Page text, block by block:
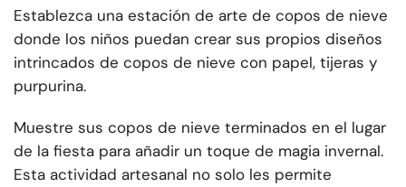
Establezca una estación de arte de copos de nieve
donde los niños puedan crear sus propios diseños
intrincados de copos de nieve con papel, tijeras y
purpurina.
Muestre sus copos de nieve terminados en el lugar
de la fiesta para añadir un toque de magia invernal.
Esta actividad artesanal no solo les permite